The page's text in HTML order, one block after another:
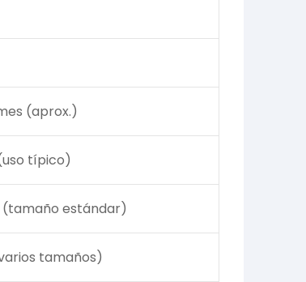
(aprox.)
típico)
(tamaño estándar)
tamaños)